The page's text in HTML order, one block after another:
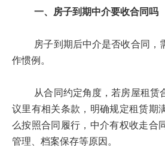
一、房子到期中介要收合同吗
房子到期后中介是否收合同，
作惯例。
从合同约定角度，若房屋租赁
议里有相关条款，明确规定租赁期
么按照合同履行，中介有权收走合
管理、档案保存等原因。